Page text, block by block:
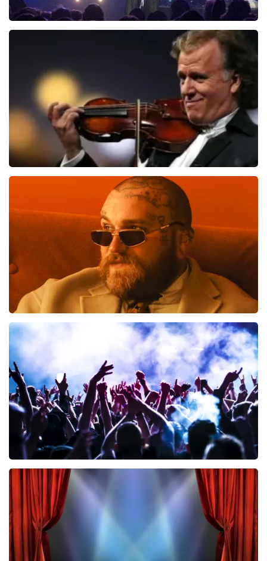
BESTEL NU
laatste 30 minuten
BESTEL NU
Teddy Swims
BESTEL NU
Megadeth
322 laatste 30 minuten
BESTEL NU